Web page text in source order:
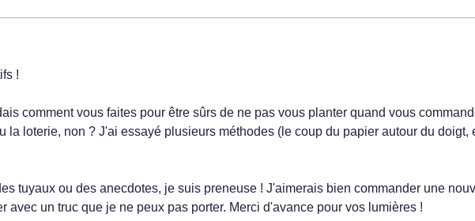
!
comment vous faites pour être sûrs de ne pas vous planter quand vous
la loterie, non ? J'ai essayé plusieurs méthodes (le coup du papier autour du doigt,
tuyaux ou des anecdotes, je suis preneuse ! J'aimerais bien commander une
avec un truc que je ne peux pas porter. Merci d'avance pour vos lumières !